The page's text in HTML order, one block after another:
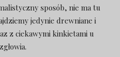
sposób, nie ma tu
jedynie drewniane i
z ciekawymi kinkietami u